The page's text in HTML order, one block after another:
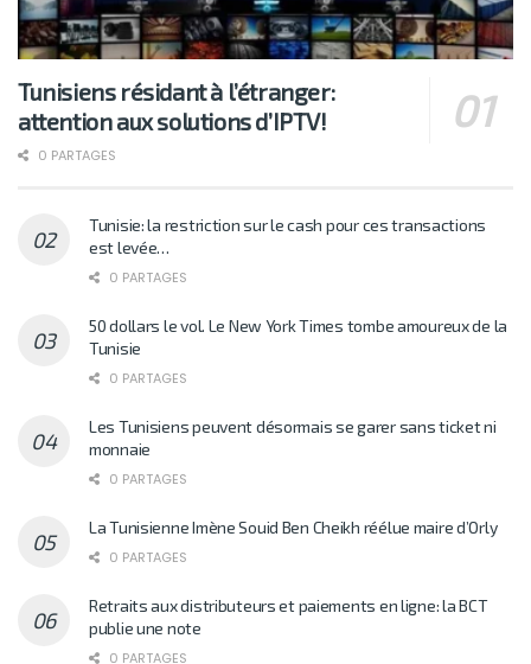
Tunisiens résidant à l’étranger:
attention aux solutions d’IPTV!
0 PARTAGES
Tunisie: la restriction sur le cash pour ces transactions
est levée…
0 PARTAGES
50 dollars le vol. Le New York Times tombe amoureux de la
Tunisie
0 PARTAGES
Les Tunisiens peuvent désormais se garer sans ticket ni
monnaie
0 PARTAGES
La Tunisienne Imène Souid Ben Cheikh réélue maire d’Orly
0 PARTAGES
Retraits aux distributeurs et paiements en ligne: la BCT
publie une note
0 PARTAGES